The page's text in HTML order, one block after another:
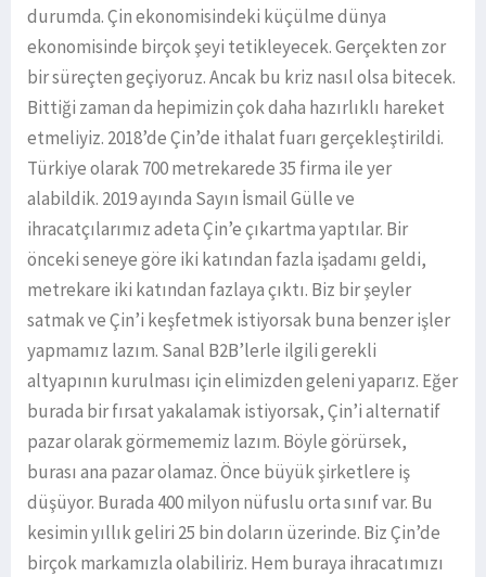
durumda. Çin ekonomisindeki küçülme dünya
ekonomisinde birçok şeyi tetikleyecek. Gerçekten zor
bir süreçten geçiyoruz. Ancak bu kriz nasıl olsa bitecek.
Bittiği zaman da hepimizin çok daha hazırlıklı hareket
etmeliyiz. 2018’de Çin’de ithalat fuarı gerçekleştirildi.
Türkiye olarak 700 metrekarede 35 firma ile yer
alabildik. 2019 ayında Sayın İsmail Gülle ve
ihracatçılarımız adeta Çin’e çıkartma yaptılar. Bir
önceki seneye göre iki katından fazla işadamı geldi,
metrekare iki katından fazlaya çıktı. Biz bir şeyler
satmak ve Çin’i keşfetmek istiyorsak buna benzer işler
yapmamız lazım. Sanal B2B’lerle ilgili gerekli
altyapının kurulması için elimizden geleni yaparız. Eğer
burada bir fırsat yakalamak istiyorsak, Çin’i alternatif
pazar olarak görmememiz lazım. Böyle görürsek,
burası ana pazar olamaz. Önce büyük şirketlere iş
düşüyor. Burada 400 milyon nüfuslu orta sınıf var. Bu
kesimin yıllık geliri 25 bin doların üzerinde. Biz Çin’de
birçok markamızla olabiliriz. Hem buraya ihracatımızı